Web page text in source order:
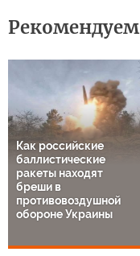
Рекомендуем
Как российские
баллистические
ракеты находят
бреши в
противовоздушной
обороне Украины